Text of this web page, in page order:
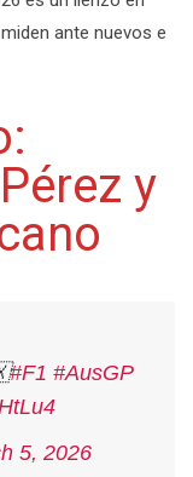
ante nuevos e
y
#F1 #AusGP
5, 2026